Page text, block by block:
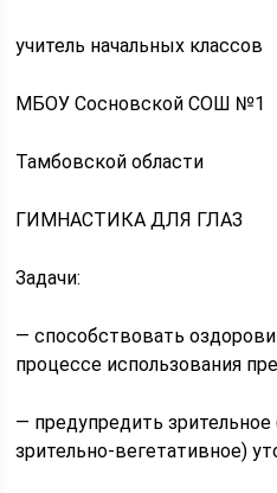
учитель начальных классов
МБОУ Сосновской СОШ №1
Тамбовской области
ГИМНАСТИКА ДЛЯ ГЛАЗ
Задачи:
— способствовать
процессе использования
— предупредить зрительное
зрительно-вегетативное)